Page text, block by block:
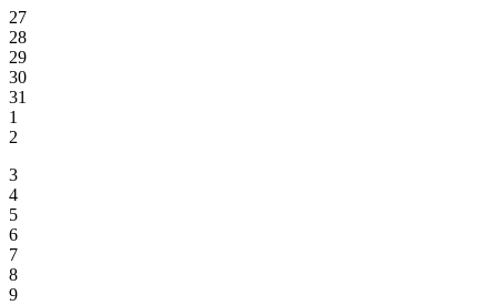
27
28
29
30
31
1
2
3
4
5
6
7
8
9